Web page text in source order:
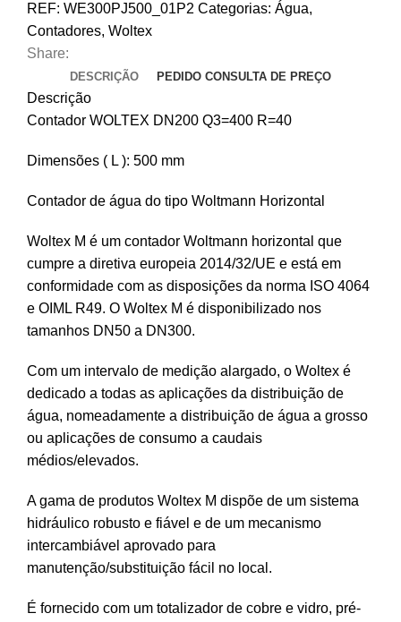
REF: WE300PJ500_01P2 Categorias: Água,
Contadores, Woltex
Share:
DESCRIÇÃO PEDIDO CONSULTA DE PREÇO
Descrição
Contador WOLTEX DN200 Q3=400 R=40
Dimensões ( L ): 500 mm
Contador de água do tipo Woltmann Horizontal
Woltex M é um contador Woltmann horizontal que
cumpre a diretiva europeia 2014/32/UE e está em
conformidade com as disposições da norma ISO 4064
e OIML R49. O Woltex M é disponibilizado nos
tamanhos DN50 a DN300.
Com um intervalo de medição alargado, o Woltex é
dedicado a todas as aplicações da distribuição de
água, nomeadamente a distribuição de água a grosso
ou aplicações de consumo a caudais
médios/elevados.
A gama de produtos Woltex M dispõe de um sistema
hidráulico robusto e fiável e de um mecanismo
intercambiável aprovado para
manutenção/substituição fácil no local.
É fornecido com um totalizador de cobre e vidro, pré-